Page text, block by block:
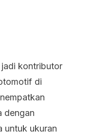
jadi kontributor
di
dengan
untuk ukuran